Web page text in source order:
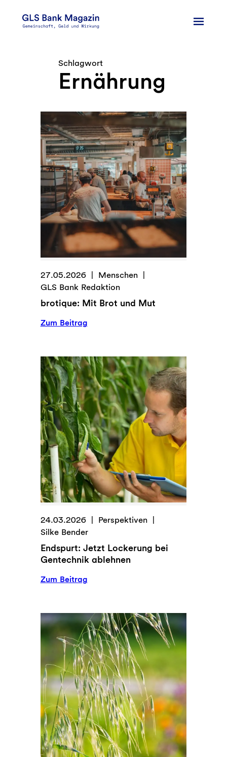
Inhalt
Schlagwort
Ernährung
27.05.2026
Menschen
GLS Bank Redaktion
brotique: Mit Brot und Mut
Zum Beitrag:
Brot
und
Mut
24.03.2026
Perspektiven
Silke Bender
Endspurt: Jetzt Lockerung bei
Gentechnik ablehnen
Zum Beitrag:
Lockerung
bei
Gentechnik
ablehnen